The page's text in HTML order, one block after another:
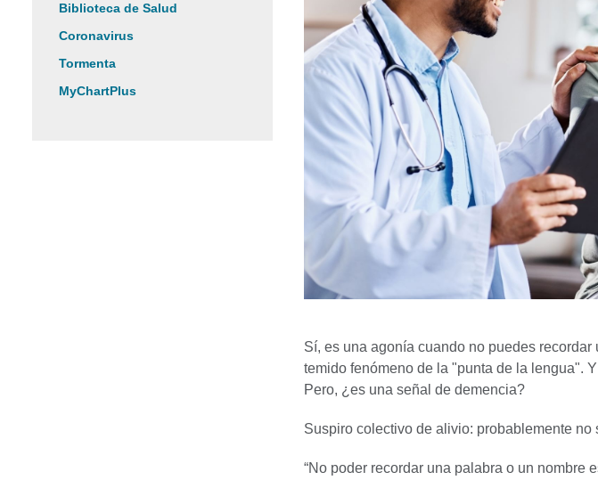
Biblioteca de Salud
Coronavirus
Tormenta
MyChartPlus
Sí, es una agonía cuando no puedes
temido fenómeno de la "punta de la lengua".
Pero, ¿es una señal de demencia?
Suspiro colectivo de alivio: probablemente no
“No poder recordar una palabra o un nombre